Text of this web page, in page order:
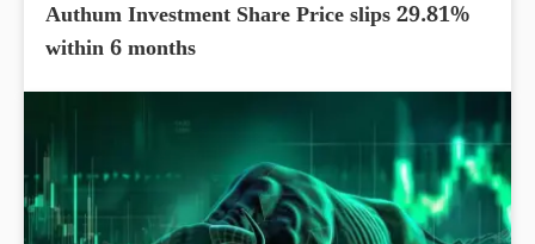
Authum Investment Share Price slips 29.81%
within 6 months